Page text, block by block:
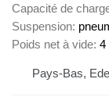
Capacité de
Suspension
Poids net à vide 4
Pays-Bas, Ede